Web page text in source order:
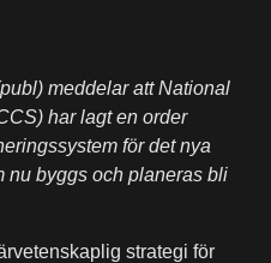
meddelar att National
har lagt en order
för det nya
nu byggs och planeras bli
strategi för